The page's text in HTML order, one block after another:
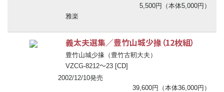
5,500円（本体5,000円）
雅楽
義太夫選集／豊竹山城少掾（12枚組）
豊竹山城少掾（豊竹古靭大夫）
VZCG-8212〜23 [CD]
2002/12/10発売
39,600円（本体36,000円）